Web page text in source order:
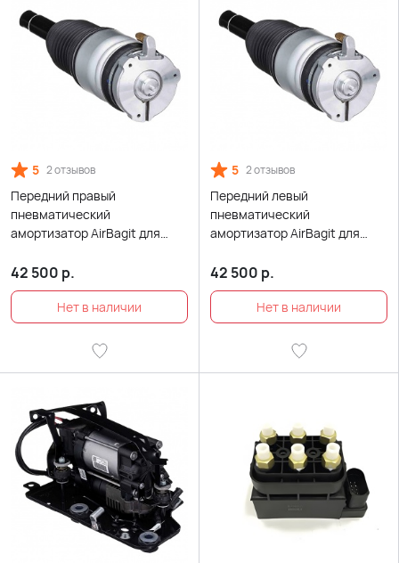
5 2 отзывов
Передний правый
пневматический
амортизатор AirBagit для
42 500 р.
5 2 отзывов
Передний левый
пневматический
амортизатор AirBagit для
42 500 р.